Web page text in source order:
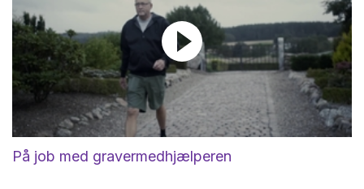
På job med gravermedhjælperen